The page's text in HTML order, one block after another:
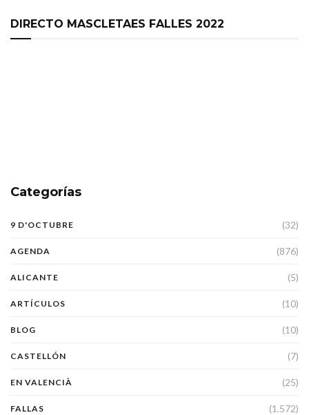
DIRECTO MASCLETAES FALLES 2022
Categorías
9 D'OCTUBRE (32)
AGENDA (876)
ALICANTE (5)
ARTÍCULOS (10)
BLOG (10)
CASTELLÓN (7)
EN VALENCIÀ (25)
FALLAS (1.572)